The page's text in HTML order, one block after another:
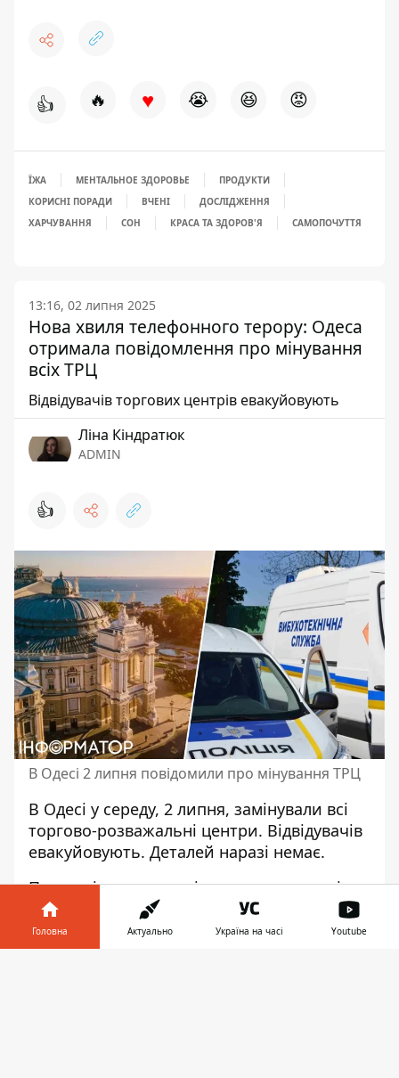
👍 🔥 ♥ 😭 😆 😡
ЇЖА МЕНТАЛЬНОЕ ЗДОРОВЬЕ
ПРОДУКТИ
КОРИСНІ ПОРАДИ
ВЧЕНІ
ДОСЛІДЖЕННЯ
ХАРЧУВАННЯ
СОН КРАСА ТА ЗДОРОВ'Я САМОПОЧУТТЯ
13:16, 02 липня 2025
Нова хвиля телефонного терору: Одеса
отримала повідомлення про мінування
всіх ТРЦ
Відвідувачів торгових центрів евакуйовують
Ліна Кіндратюк
ADMIN
👍
В Одесі 2 липня повідомили про мінування ТРЦ
В Одесі у середу, 2 липня, замінували всі
торгово-розважальні центри. Відвідувачів
евакуйовують. Деталей наразі немає.
Про замінування повідомляють одеські
пабліки. Повідомлення про "вибухівки" в
ТРЦ з'явилися близько 12:00.
Головна Актуально Україна на часі Youtube